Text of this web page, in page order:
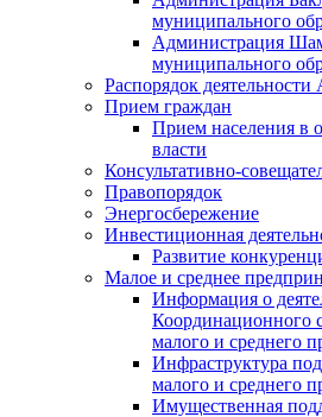
муниципального
Администрация
муниципального
Распорядок
Прием граждан
Прием населения в
власти
Консультативно-
Правопорядок
Энергосбережение
Инвестиционная
Развитие
Малое и среднее
Информация о
Координационного
малого и среднего
Инфраструктура
малого и среднего
Имущественная